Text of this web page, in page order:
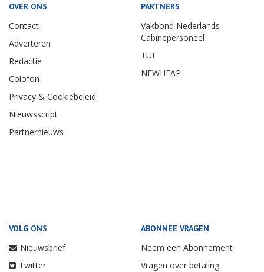
OVER ONS
Contact
Adverteren
Redactie
Colofon
Privacy & Cookiebeleid
Nieuwsscript
Partnernieuws
PARTNERS
Vakbond Nederlands
Cabinepersoneel
TUI
NEWHEAP
VOLG ONS
Nieuwsbrief
Twitter
ABONNEE VRAGEN
Neem een Abonnement
Vragen over betaling